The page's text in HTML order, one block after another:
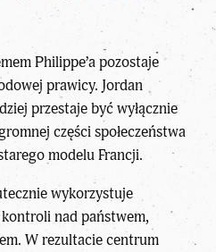
Philippe’a pozostaje
prawicy. Jordan
przestaje być wyłącznie
części społeczeństwa
modelu Francji.
wykorzystuje
nad państwem,
W rezultacie centrum